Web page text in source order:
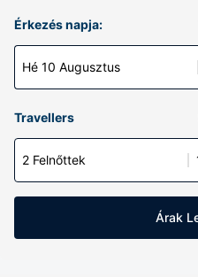
Érkezés napja:
Hé 10 Augusztus
Travellers
2 Felnőttek
Árak